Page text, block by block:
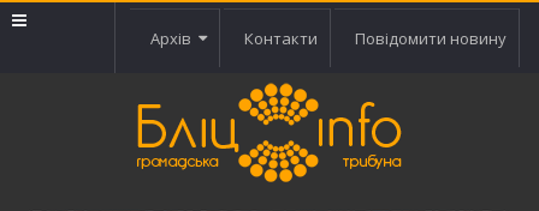
Архів Контакти Повідомити новину